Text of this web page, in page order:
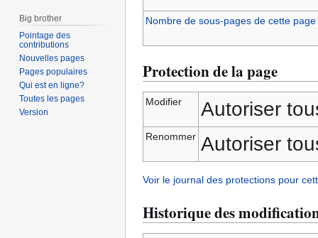
Nombre de sous-pages de cette page
Protection de la page
Modifier Autoriser
Renommer Autoriser
Voir le journal des protections pour
Historique des
Big brother
Pointage des
contributions
Nouvelles pages
Pages populaires
Qui est en ligne?
Toutes les pages
Version